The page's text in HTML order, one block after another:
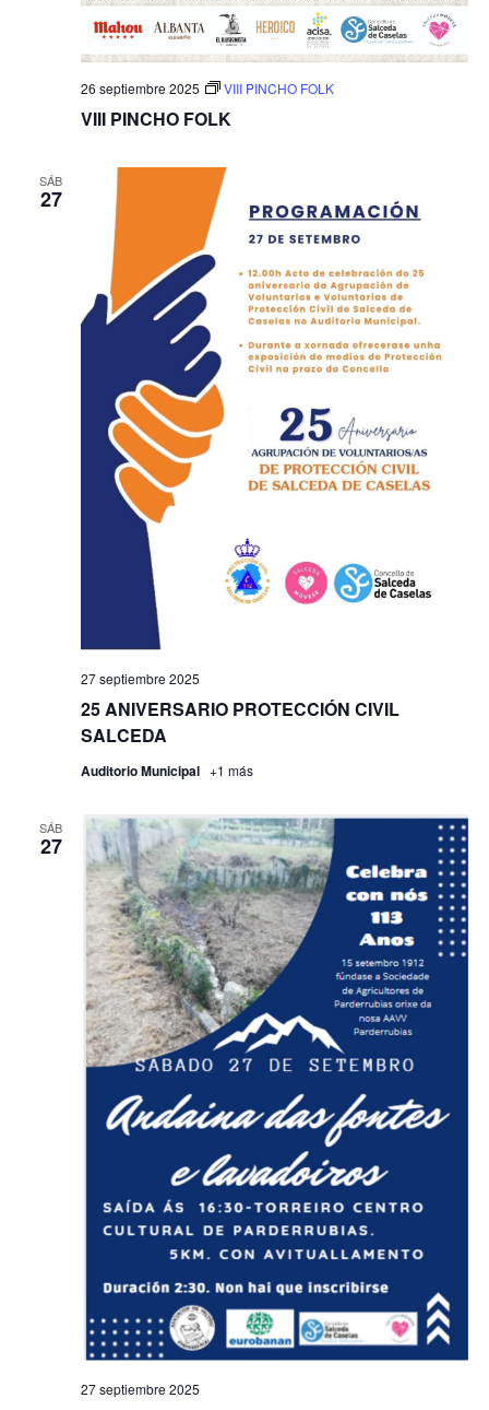
VIII PINCHO FOLK
26 septiembre 2025 VIII PINCHO FOLK
SÁB
27
25 ANIVERSARIO PROTECCIÓN CIVIL
SALCEDA
27 septiembre 2025
Auditorio Municipal +1 más
SÁB
27
27 septiembre 2025